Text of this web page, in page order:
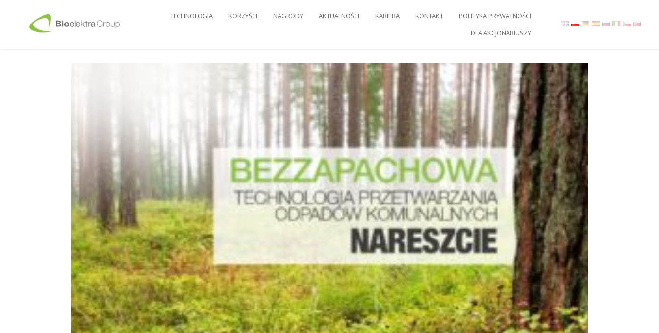
TECHNOLOGIA KORZYŚCI NAGRODY AKTUALNOŚCI KARIERA KONTAKT
POLITYKA PRYWATNOŚCI
DLA AKCJONARIUSZY